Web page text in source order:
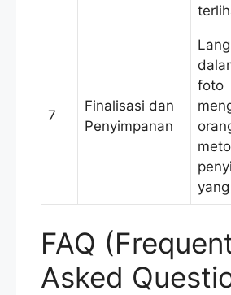
7
Finalisasi dan
Penyimpanan
foto
FAQ
Asked